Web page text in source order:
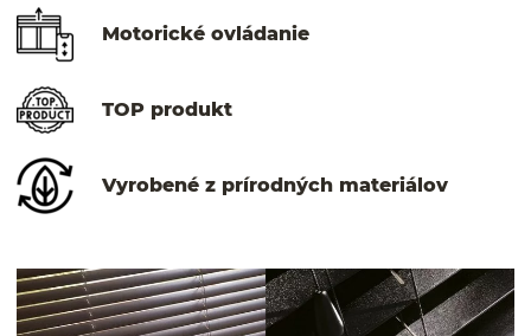
Motorické ovládanie
TOP produkt
Vyrobené z prírodných materiálov